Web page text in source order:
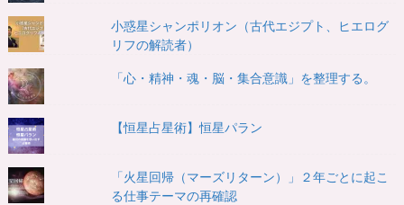
小惑星シャンポリオン（古代エジプト、ヒエログ
リフの解読者）
「心・精神・魂・脳・集合意識」を整理する。
【恒星占星術】恒星パラン
「火星回帰（マーズリターン）」２年ごとに起こ
る仕事テーマの再確認